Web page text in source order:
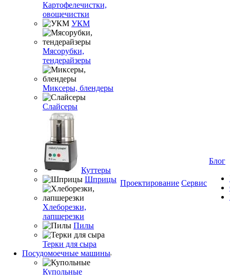
Картофелечистки,
овощечистки
УКМ
Мясорубки,
тендерайзеры
Миксеры, блендеры
Слайсеры
Куттеры
Шприцы
Хлеборезки,
лапшерезки
Пилы
Терки для сыра
Посудомоечные машины
Купольные
Проектирование Сервис
Блог